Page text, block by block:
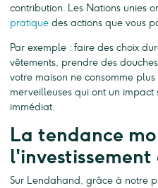
contribution. Les Nations unies
pratique des actions que vous
Par exemple : faire des choix
vêtements, prendre des
votre maison ne consomme
merveilleuses qui ont un impact
immédiat.
La tendance
Sur Lendahand, grâce à notre